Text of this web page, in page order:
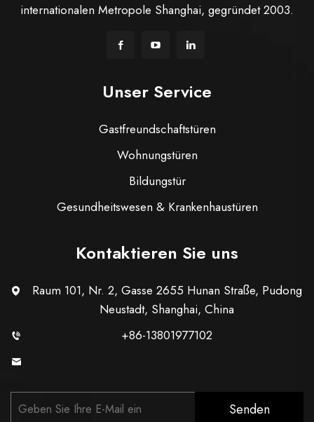
internationalen Metropole Shanghai, gegründet 2003.
Unser Service
Gastfreundschaftstüren
Wohnungstüren
Bildungstür
Gesundheitswesen & Krankenhaustüren
Kontaktieren Sie uns
Raum 101, Nr. 2, Gasse 2655 Hunan Straße, Pudong
Neustadt, Shanghai, China
+86-13801977102
Senden